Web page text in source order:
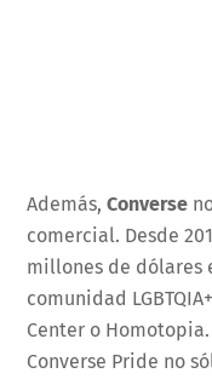
Además,Converse
comercial. Desde
millones de dólares
comunidad
Center o
Converse Pride no